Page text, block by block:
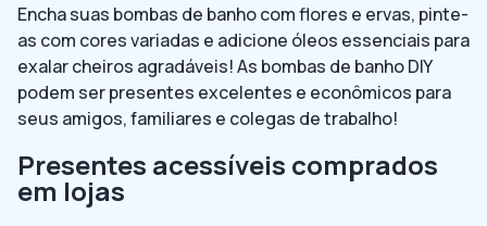
Encha suas bombas de banho com flores e ervas, pinte-
as com cores variadas e adicione óleos essenciais para
exalar cheiros agradáveis! As bombas de banho DIY
podem ser presentes excelentes e econômicos para
seus amigos, familiares e colegas de trabalho!
Presentes acessíveis comprados
em lojas